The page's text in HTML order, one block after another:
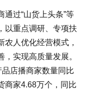
过“山货上头条”等
以重点调研、专项扶
农人优化经营模式，
实现高质量发展。
店播商家数量同比
商家4.68万个，同比